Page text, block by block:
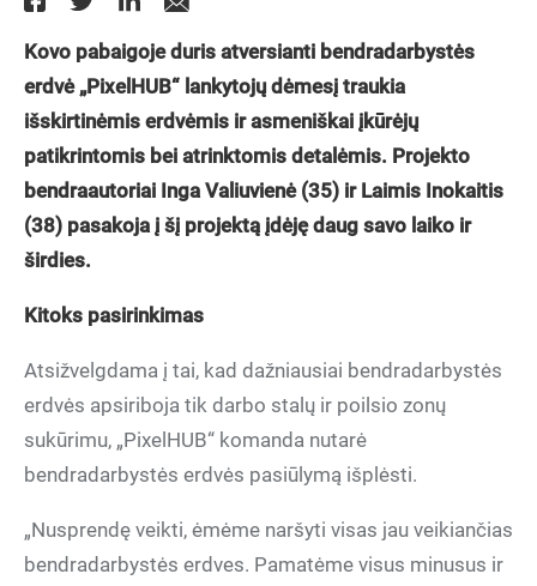
Kovo pabaigoje duris atversianti bendradarbystės
erdvė „PixelHUB“ lankytojų dėmesį traukia
išskirtinėmis erdvėmis ir asmeniškai įkūrėjų
patikrintomis bei atrinktomis detalėmis. Projekto
bendraautoriai Inga Valiuvienė (35) ir Laimis Inokaitis
(38) pasakoja į šį projektą įdėję daug savo laiko ir
širdies.
Kitoks pasirinkimas
Atsižvelgdama į tai, kad dažniausiai bendradarbystės
erdvės apsiriboja tik darbo stalų ir poilsio zonų
sukūrimu, „PixelHUB“ komanda nutarė
bendradarbystės erdvės pasiūlymą išplėsti.
„Nusprendę veikti, ėmėme naršyti visas jau veikiančias
bendradarbystės erdves. Pamatėme visus minusus ir